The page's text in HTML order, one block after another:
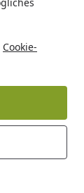
Cookie-
und
ist.
haben wir die